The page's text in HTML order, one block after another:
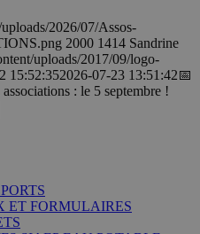
2026/07/Assos-
2000 1414 Sandrine
uploads/2017/09/logo-
15:52:352026-07-23 13:51:42📅
: le 5 septembre !
ET FORMULAIRES